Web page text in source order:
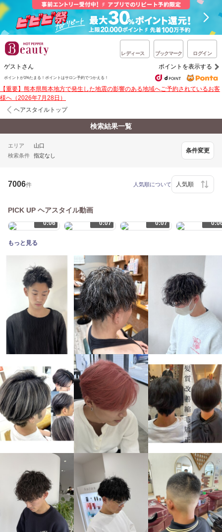
レディース ブックマーク ログイン
ゲストさん ポイントを表示する
ポイントが1%たまる！ポイントはサロン予約でつかえる！
【重要】熊本県熊本地方で発生した地震の影響のある地域へご予約されているお客
様へ（2026年7月28日）
ヘアスタイルトップ
検索結果一覧
エリア
山口
検索条件
指定なし
条件変更
7006件 人気順について
PICK UP ヘアスタイル動画
0:06 0:07 0:07
もっと見る